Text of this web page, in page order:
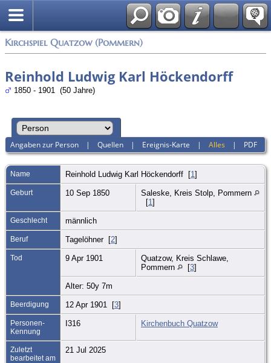
Kirchspiel Quatzow (Pommern)
Reinhold Ludwig Karl Höckendorff
1850 - 1901 (50 Jahre)
Angaben zur Person |Quellen | Ereignis-Karte |Alles | PDF
Name Reinhold Ludwig Karl Höckendorff [1]
Geburt 10 Sep 1850
Saleske, Kreis Stolp, Pommern
[1]
Geschlecht männlich
Beruf Tagelöhner [2]
Tod 9 Apr 1901
Quatzow, Kreis Schlawe,
Pommern
[3]
Alter: 50y 7m
Beerdigung 12 Apr 1901 [3]
Personen-
Kennung
I316 Kirchenbuch Quatzow
Zuletzt
bearbeitet am
21 Jul 2025